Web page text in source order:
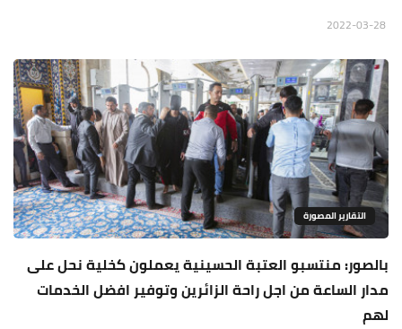
التقارير المصورة
بالصور: منتسبو العتبة الحسينية يعملون كخلية نحل على
مدار الساعة من اجل راحة الزائرين وتوفير افضل الخدمات
لهم